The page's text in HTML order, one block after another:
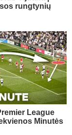
rungtynių
League
Minutės